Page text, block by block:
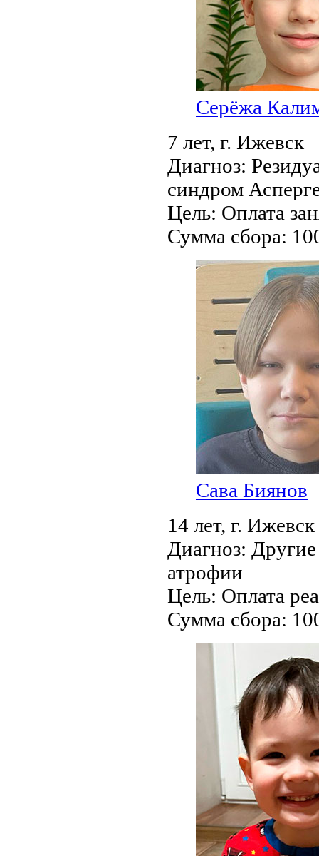
Серёжа
7 лет, г. Ижевск
Диагноз:
синдром
Цель: Оплата
Сумма сбора:
Сава Биянов
14 лет, г. Ижевск
Диагноз:
атрофии
Цель: Оплата
Сумма сбора: